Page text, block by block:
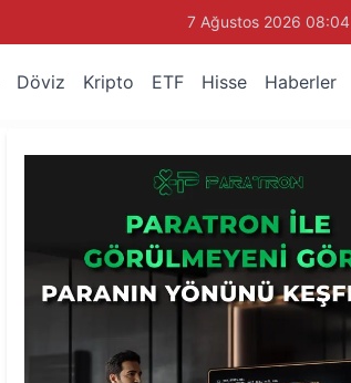
7 Ağustos 2026 08:04
Döviz Kripto ETF Hisse Haberler